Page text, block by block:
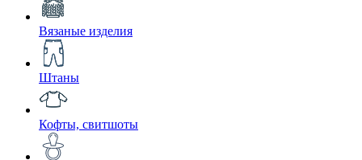
Вязаные изделия
Штаны
Кофты, свитшоты